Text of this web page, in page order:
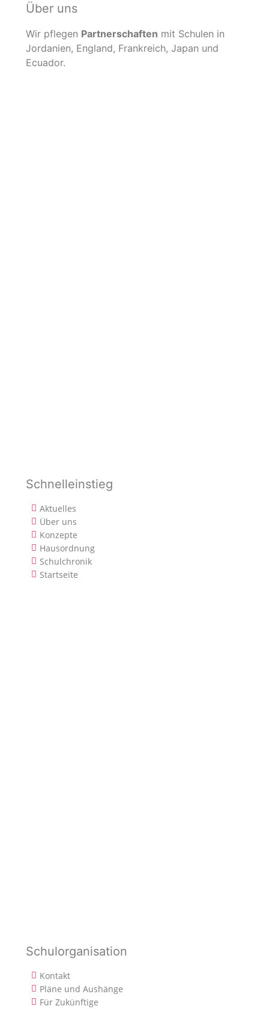
Über uns
Wir pflegen Partnerschaften mit Schulen in
Jordanien, England, Frankreich, Japan und
Ecuador.
Schnelleinstieg
Aktuelles
Über uns
Konzepte
Hausordnung
Schulchronik
Startseite
Schulorganisation
Kontakt
Pläne und Aushänge
Für Zukünftige